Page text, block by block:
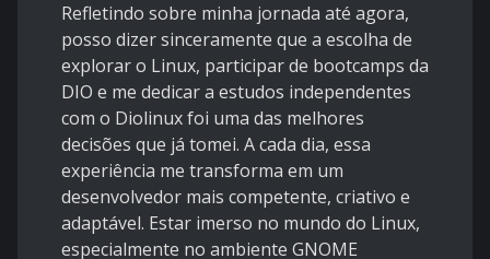
Refletindo sobre minha jornada até agora,
posso dizer sinceramente que a escolha de
explorar o Linux, participar de bootcamps da
DIO e me dedicar a estudos independentes
com o Diolinux foi uma das melhores
decisões que já tomei. A cada dia, essa
experiência me transforma em um
desenvolvedor mais competente, criativo e
adaptável. Estar imerso no mundo do Linux,
especialmente no ambiente GNOME